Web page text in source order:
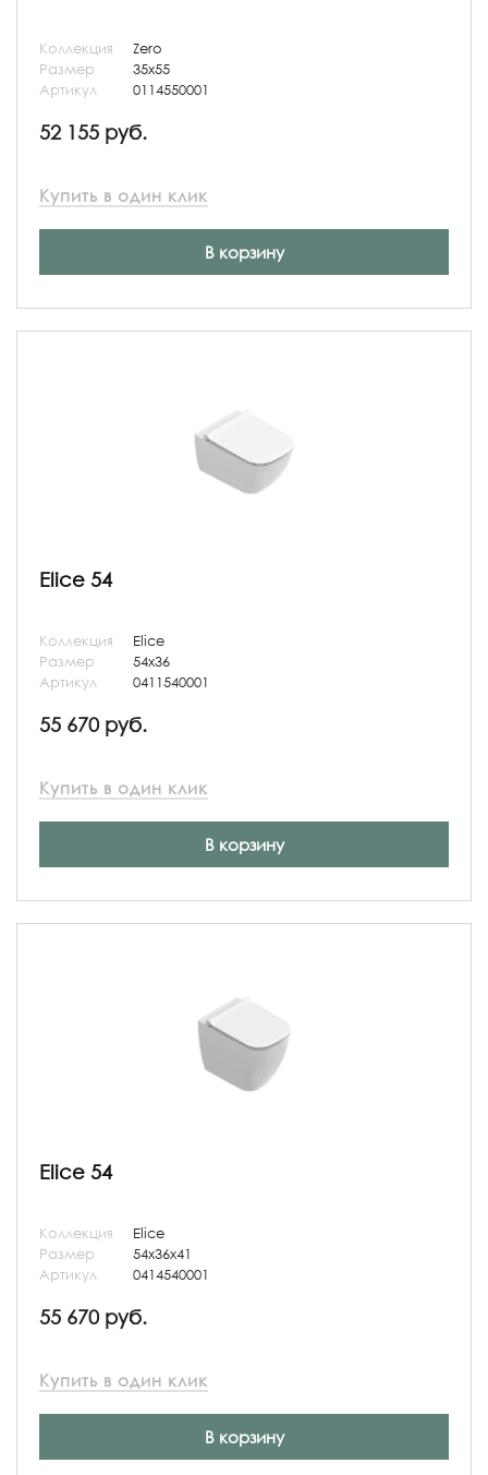
Коллекция
Zero
Размер
35x55
Артикул
0114550001
52 155 руб.
Купить в один клик
В корзину
Elice 54
Коллекция
Elice
Размер
54x36
Артикул
0411540001
55 670 руб.
Купить в один клик
В корзину
Elice 54
Коллекция
Elice
Размер
54x36x41
Артикул
0414540001
55 670 руб.
Купить в один клик
В корзину